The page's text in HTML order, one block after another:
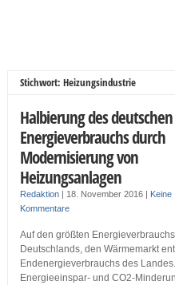
Stichwort: Heizungsindustrie
Halbierung des deutschen
Energieverbrauchs durch
Modernisierung von
Heizungsanlagen
Redaktion| 18. November 2016 | Keine
Kommentare
Auf den größten
Deutschlands, den Wärmemarkt
Endenergieverbrauchs des
Energieeinspar- und CO2-